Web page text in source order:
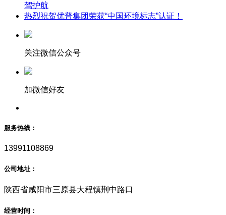
驾护航
热烈祝贺优普集团荣获“中国环境标志”认证！
关注微信公众号
加微信好友
服务热线：
13991108869
公司地址：
陕西省咸阳市三原县大程镇荆中路口
经营时间：